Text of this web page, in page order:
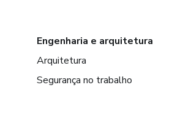
Engenharia e arquitetura
Arquitetura
Segurança no trabalho